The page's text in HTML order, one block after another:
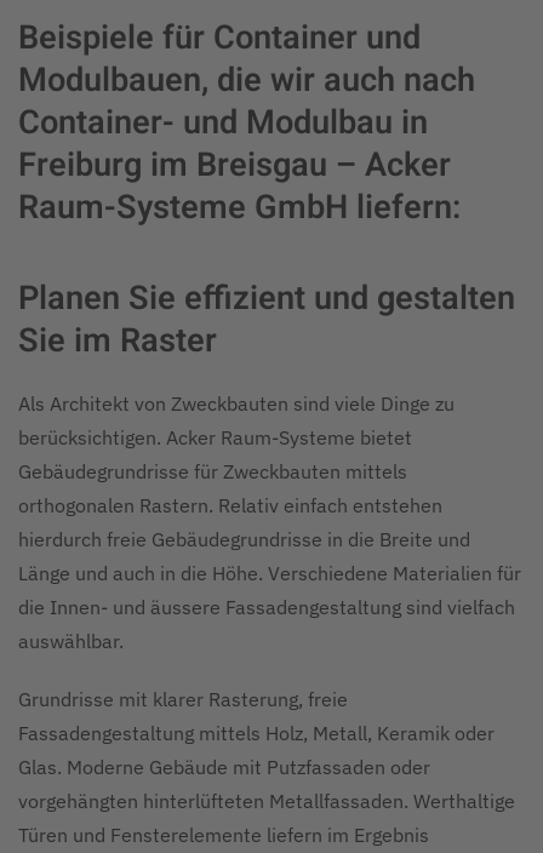
Beispiele für Container und
Modulbauen, die wir auch nach
Container- und Modulbau in
Freiburg im Breisgau – Acker
Raum-Systeme GmbH liefern:
Planen Sie effizient und gestalten
Sie im Raster
Als Architekt von Zweckbauten sind viele Dinge zu
berücksichtigen. Acker Raum-Systeme bietet
Gebäudegrundrisse für Zweckbauten mittels
orthogonalen Rastern. Relativ einfach entstehen
hierdurch freie Gebäudegrundrisse in die Breite und
Länge und auch in die Höhe. Verschiedene Materialien für
die Innen- und äussere Fassadengestaltung sind vielfach
auswählbar.
Grundrisse mit klarer Rasterung, freie
Fassadengestaltung mittels Holz, Metall, Keramik oder
Glas. Moderne Gebäude mit Putzfassaden oder
vorgehängten hinterlüfteten Metallfassaden. Werthaltige
Türen und Fensterelemente liefern im Ergebnis